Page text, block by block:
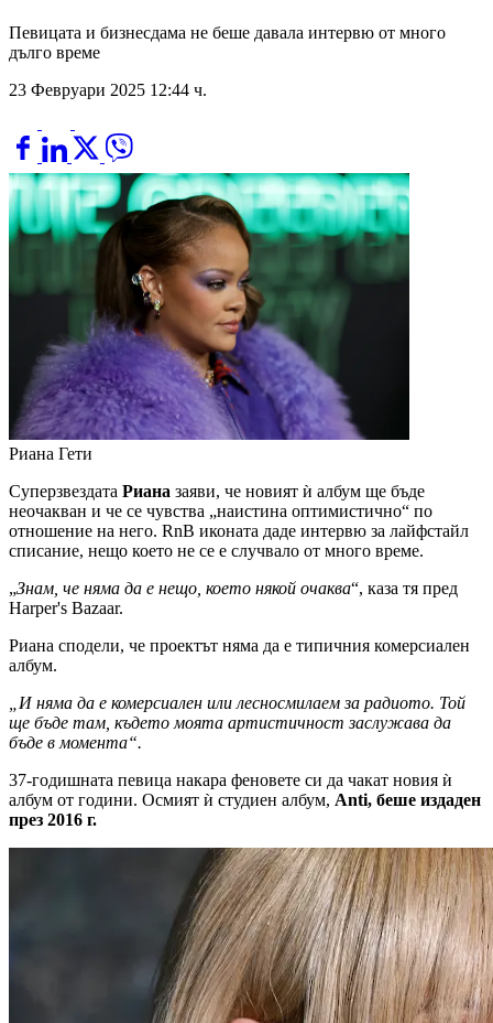
Певицата и бизнесдама не беше давала интервю от много
дълго време
23 Февруари 2025 12:44 ч.
Риана Гети
Суперзвездата Риана заяви, че новият ѝ албум ще бъде
неочакван и че се чувства „наистина оптимистично“ по
отношение на него. RnB иконата даде интервю за лайфстайл
списание, нещо което не се е случвало от много време.
„Знам, че няма да е нещо, което някой очаква“, каза тя пред
Harper's Bazaar.
Риана сподели, че проектът няма да е типичния комерсиален
албум.
„И няма да е комерсиален или лесносмилаем за радиото. Той
ще бъде там, където моята артистичност заслужава да
бъде в момента“.
37-годишната певица накара феновете си да чакат новия ѝ
албум от години. Осмият ѝ студиен албум, Anti, беше издаден
през 2016 г.